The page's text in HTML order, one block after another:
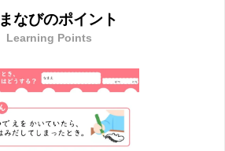
まなびのポイント
Learning Points